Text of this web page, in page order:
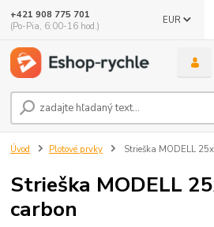
EUR
+421 908 775 701
(Po-Pia, 6:00-16 hod.)
Úvod Plotové prvky Strieška MODELL
Strieška MODELL
carbon